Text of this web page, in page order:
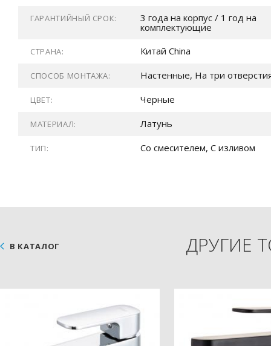
ГАРАНТИЙНЫЙ СРОК:
3 года на корпус / 1 год на
комплектующие
СТРАНА: Китай China
СПОСОБ МОНТАЖА: Настенные, На три
ЦВЕТ: Черные
МАТЕРИАЛ: Латунь
ТИП: Со смесителем, С изливом
ДРУГИЕ
В КАТАЛОГ